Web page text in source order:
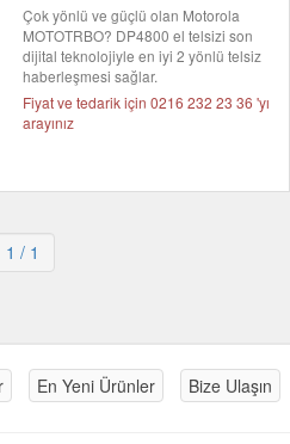
Çok yönlü ve güçlü olan Motorola
MOTOTRBO? DP4800 el telsizi son
dijital teknolojiyle en iyi 2 yönlü telsiz
haberleşmesi sağlar.
Fiyat ve tedarik için 0216 232 23 36 'yı
arayınız
1 / 1
En Yeni Ürünler Bize Ulaşın